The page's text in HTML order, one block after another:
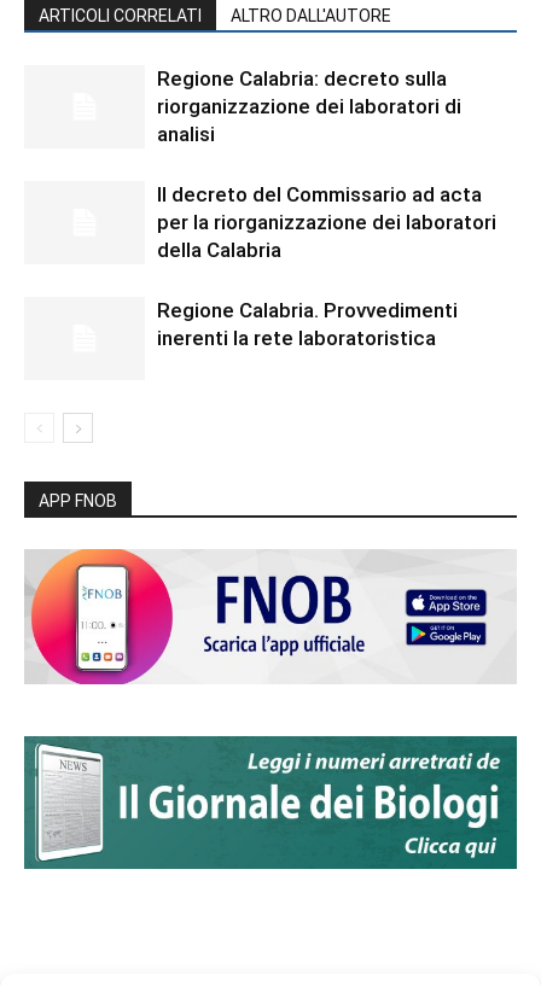
ARTICOLI CORRELATI ALTRO DALL'AUTORE
Regione Calabria: decreto sulla
riorganizzazione dei laboratori di
analisi
Il decreto del Commissario ad acta
per la riorganizzazione dei laboratori
della Calabria
Regione Calabria. Provvedimenti
inerenti la rete laboratoristica
APP FNOB